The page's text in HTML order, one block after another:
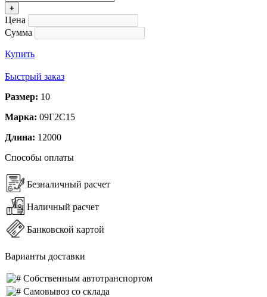
+
Цена
Сумма
Купить
Быстрый заказ
Размер: 10
Марка: 09Г2С15
Длина: 12000
Способы оплаты
Безналичный расчет
Наличный расчет
Банковской картой
Варианты доставки
Собственным автотранспортом
Самовывоз со склада